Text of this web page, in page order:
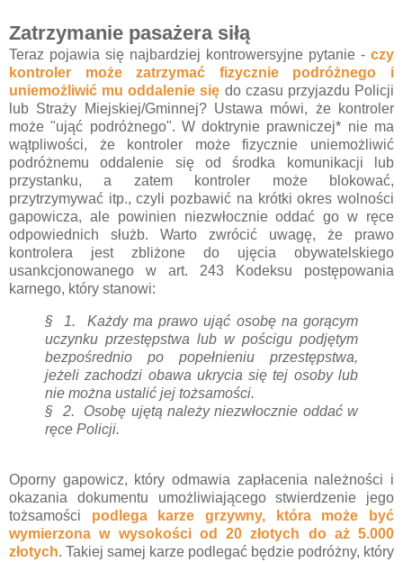
Zatrzymanie pasażera siłą
Teraz pojawia się najbardziej kontrowersyjne pytanie - czy
kontroler może zatrzymać fizycznie podróżnego i
uniemożliwić mu oddalenie się do czasu przyjazdu Policji
lub Straży Miejskiej/Gminnej? Ustawa mówi, że kontroler
może "ująć podróżnego". W doktrynie prawniczej* nie ma
wątpliwości, że kontroler może fizycznie uniemożliwić
podróżnemu oddalenie się od środka komunikacji lub
przystanku, a zatem kontroler może blokować,
przytrzymywać itp., czyli pozbawić na krótki okres wolności
gapowicza, ale powinien niezwłocznie oddać go w ręce
odpowiednich służb. Warto zwrócić uwagę, że prawo
kontrolera jest zbliżone do ujęcia obywatelskiego
usankcjonowanego w art. 243 Kodeksu postępowania
karnego, który stanowi:
§ 1. Każdy ma prawo ująć osobę na gorącym
uczynku przestępstwa lub w pościgu podjętym
bezpośrednio po popełnieniu przestępstwa,
jeżeli zachodzi obawa ukrycia się tej osoby lub
nie można ustalić jej tożsamości.
§ 2. Osobę ujętą należy niezwłocznie oddać w
ręce Policji.
Oporny gapowicz, który odmawia zapłacenia należności i
okazania dokumentu umożliwiającego stwierdzenie jego
tożsamości podlega karze grzywny, która może być
wymierzona w wysokości od 20 złotych do aż 5.000
złotych. Takiej samej karze podlegać będzie podróżny, który